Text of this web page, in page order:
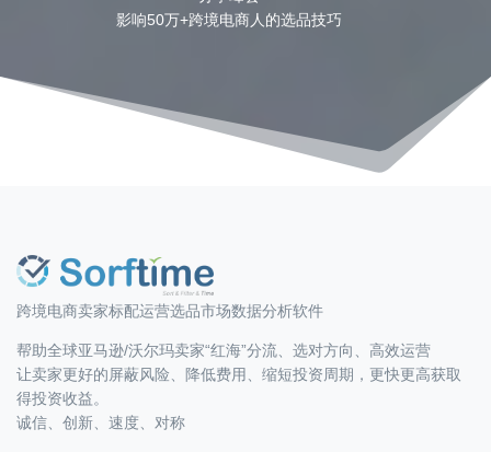
影响50万+跨境电商人的选品技巧
跨境电商卖家标配运营选品市场数据分析软件
帮助全球亚马逊/沃尔玛卖家“红海”分流、选对方向、高效运营
让卖家更好的屏蔽风险、降低费用、缩短投资周期，更快更高获取
得投资收益。
诚信、创新、速度、对称